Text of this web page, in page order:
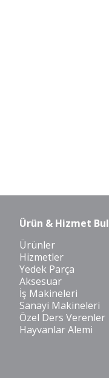
Ürün & Hizmet Bul
Ürünler
Hizmetler
Yedek Parça
Aksesuar
İş Makineleri
Sanayi Makineleri
Özel Ders Verenler
Hayvanlar Alemi